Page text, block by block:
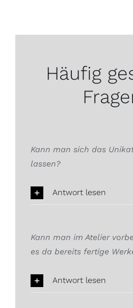
Häufig
Kann man sich das
lassen?
Antwort lesen
Kann man im Atelier
es da bereits fertige
Antwort lesen